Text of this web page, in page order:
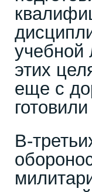
учебной
этих
еще с
В-